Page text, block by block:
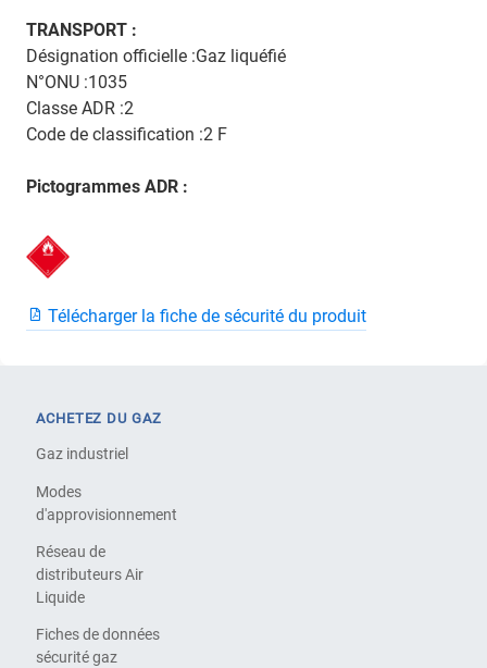
TRANSPORT :
Désignation officielle :Gaz liquéfié
N°ONU :1035
Classe ADR :2
Code de classification :2 F
Pictogrammes ADR :
Télécharger la fiche de sécurité du produit
ACHETEZ DU GAZ
Gaz industriel
Modes
d'approvisionnement
Réseau de
distributeurs Air
Liquide
Fiches de données
sécurité gaz